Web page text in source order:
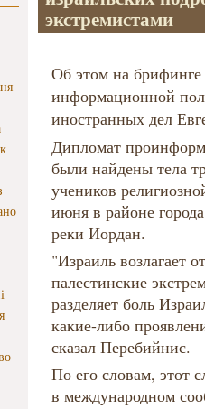
экстремистами
Об этом на брифинге
информационной
иностранных дел
Дипломат
были найдены тела
учеников
июня в районе
реки Иордан.
"Израиль возлагает
палестинские
разделяет боль
какие-либо
сказал Перебийнис.
По его словам, этот
в международном